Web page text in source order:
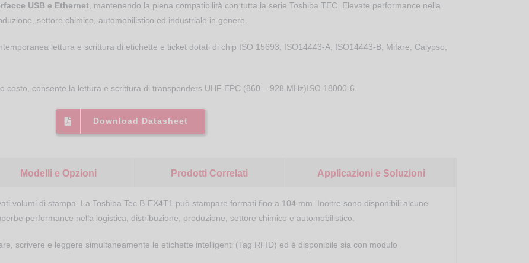
USB e Ethernet , mantenendo la piena compatibilità con tutta la serie Toshiba TEC. Elevate performance nella
settore chimico, automobilistico ed industriale in genere
lettura e scrittura di etichette e ticket dotati di chip ISO 15693, ISO14443-A, ISO14443-B, Mifare, Calypso,
costo, consente la lettura e scrittura di transponders UHF EPC (860 – 928 MHz)ISO 18000-6.
Download Datasheet
Modelli e Opzioni Prodotti Correlati Applicazioni e Soluzioni
volumi di stampa. La Toshiba Tec B-EX4T1 può stampare formati fino a 104 mm. Inoltre sono disponibili alcune
performance nella logistica, distribuzione, produzione, settore chimico e automobilistico.
scrivere e leggere simultaneamente le etichette intelligenti (Tag RFID) ed è disponibile sia con modulo